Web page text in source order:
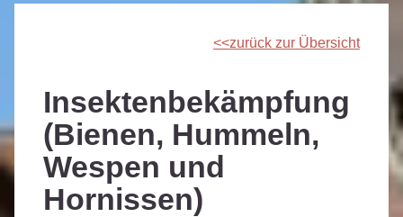
zurück zur Übersicht
Insektenbekämpfung
(Bienen, Hummeln,
Wespen und
Hornissen)